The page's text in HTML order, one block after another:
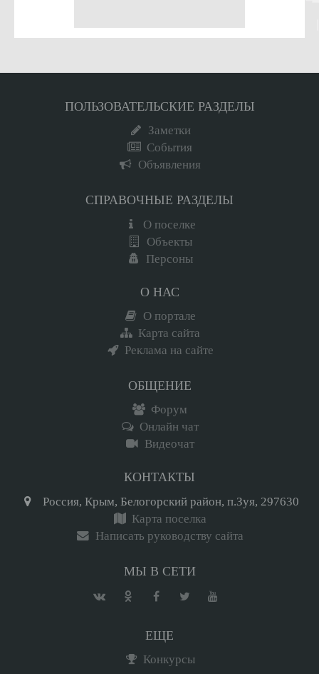
ПОЛЬЗОВАТЕЛЬСКИЕ РАЗДЕЛЫ
Заметки
События
Объявления
СПРАВОЧНЫЕ РАЗДЕЛЫ
О поселке
Объекты
Персоны
О НАС
О портале
Карта сайта
Реклама на сайте
ОБЩЕНИЕ
Форум
Онлайн чат
Видеочат
КОНТАКТЫ
Россия, Крым, Белогорский район, п.Зуя, 297630
Карта поселка
Написать руководству сайта
МЫ В СЕТИ
ЕЩЕ
Конкурсы